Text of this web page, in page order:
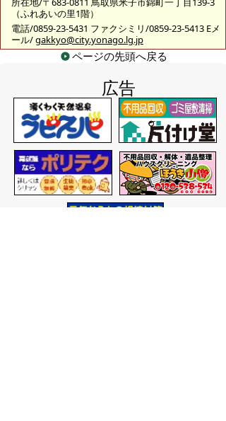
（ふれあいの里1階）
電話/0859-23-5431 ファクシミリ/0859-23-5413 Eメ
ール/gakkyo@city.yonago.lg.jp
ページの先頭へ戻る
広告